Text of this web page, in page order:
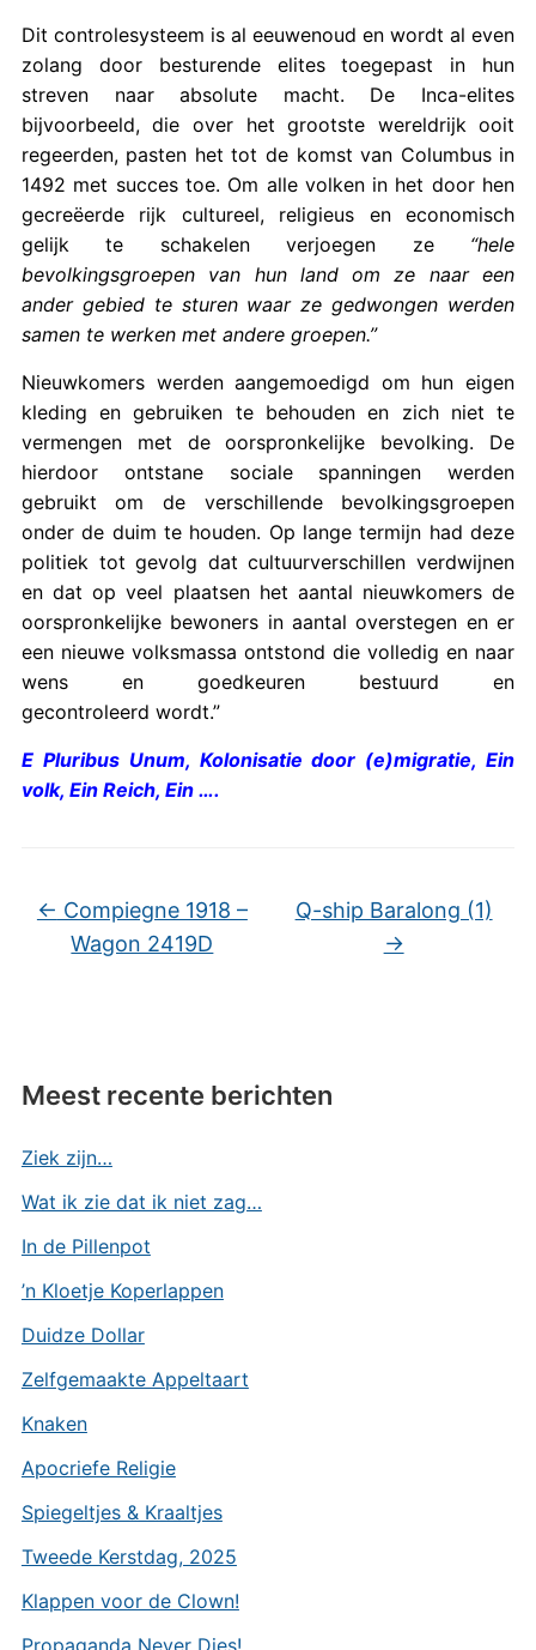
Dit controlesysteem is al eeuwenoud en wordt al even
zolang door besturende elites toegepast in hun
streven naar absolute macht. De Inca-elites
bijvoorbeeld, die over het grootste wereldrijk ooit
regeerden, pasten het tot de komst van Columbus in
1492 met succes toe. Om alle volken in het door hen
gecreëerde rijk cultureel, religieus en economisch
gelijk te schakelen verjoegen ze “hele
bevolkingsgroepen van hun land om ze naar een
ander gebied te sturen waar ze gedwongen werden
samen te werken met andere groepen.”
Nieuwkomers werden aangemoedigd om hun eigen
kleding en gebruiken te behouden en zich niet te
vermengen met de oorspronkelijke bevolking. De
hierdoor ontstane sociale spanningen werden
gebruikt om de verschillende bevolkingsgroepen
onder de duim te houden. Op lange termijn had deze
politiek tot gevolg dat cultuurverschillen verdwijnen
en dat op veel plaatsen het aantal nieuwkomers de
oorspronkelijke bewoners in aantal overstegen en er
een nieuwe volksmassa ontstond die volledig en naar
wens en goedkeuren bestuurd en
gecontroleerd wordt.”
E Pluribus Unum, Kolonisatie door (e)migratie, Ein
volk, Ein Reich, Ein ….
← Compiegne 1918 –
Wagon 2419D
Q-ship Baralong (1)
→
Meest recente berichten
Ziek zijn…
Wat ik zie dat ik niet zag…
In de Pillenpot
’n Kloetje Koperlappen
Duidze Dollar
Zelfgemaakte Appeltaart
Knaken
Apocriefe Religie
Spiegeltjes & Kraaltjes
Tweede Kerstdag, 2025
Klappen voor de Clown!
Propaganda Never Dies!